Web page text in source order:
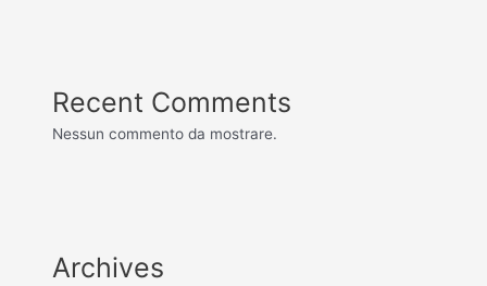
Recent Comments
Nessun commento da mostrare.
Archives